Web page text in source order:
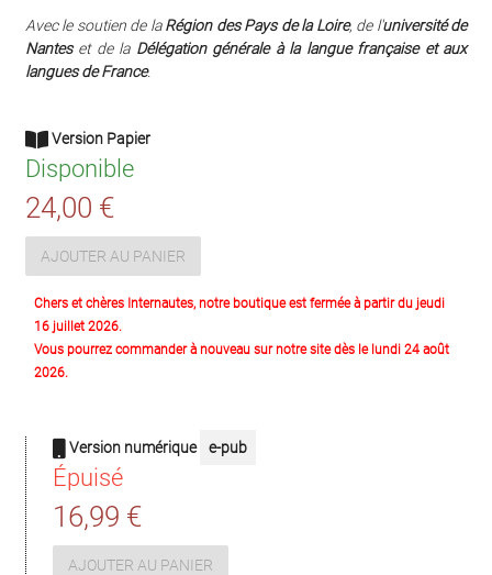
Avec le soutien de laRégion des Pays de la Loire, de l'université de
Nanteset de la Délégation générale à la langue française et aux
langues de France.
Version Papier
Disponible
24,00 €
AJOUTER AU PANIER
Chers et chères Internautes, notre boutique est fermée à partir du jeudi
16 juillet 2026.
Vous pourrez commander à nouveau sur notre site dès le lundi 24 août
2026.
Version numérique e-pub
Épuisé
16,99 €
AJOUTER AU PANIER